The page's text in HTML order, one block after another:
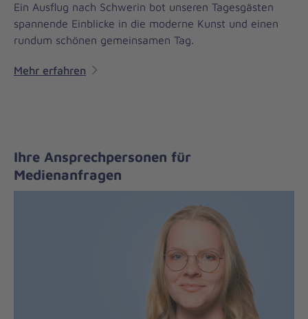
Ein Ausflug nach Schwerin bot unseren Tagesgästen
spannende Einblicke in die moderne Kunst und einen
rundum schönen gemeinsamen Tag.
Mehr erfahren
Ihre Ansprechpersonen für
Medienanfragen